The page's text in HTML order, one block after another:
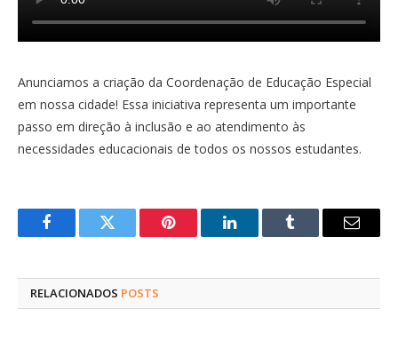
Anunciamos a criação da Coordenação de Educação Especial
em nossa cidade! Essa iniciativa representa um importante
passo em direção à inclusão e ao atendimento às
necessidades educacionais de todos os nossos estudantes.
FacebookTwitter Pinterest LinkedInTumblr
E-
RELACIONADOS POSTS